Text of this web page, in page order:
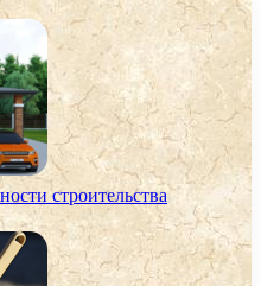
строительства